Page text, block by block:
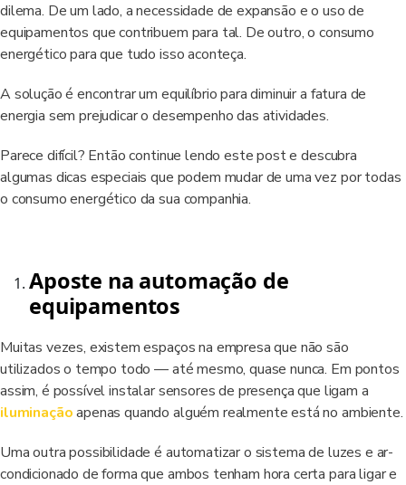
dilema. De um lado, a necessidade de expansão e o uso de
equipamentos que contribuem para tal. De outro, o consumo
energético para que tudo isso aconteça.
A solução é encontrar um equilíbrio para diminuir a fatura de
energia sem prejudicar o desempenho das atividades.
Parece difícil? Então continue lendo este post e descubra
algumas dicas especiais que podem mudar de uma vez por todas
o consumo energético da sua companhia.
Aposte na automação de
equipamentos
Muitas vezes, existem espaços na empresa que não são
utilizados o tempo todo — até mesmo, quase nunca. Em pontos
assim, é possível instalar sensores de presença que ligam a
iluminaçãoapenas quando alguém realmente está no ambiente.
Uma outra possibilidade é automatizar o sistema de luzes e ar-
condicionado de forma que ambos tenham hora certa para ligar e